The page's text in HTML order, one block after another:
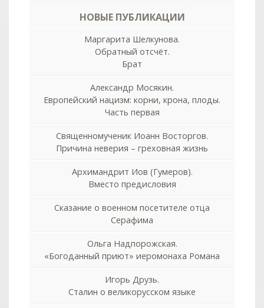
НОВЫЕ ПУБЛИКАЦИИ
Маргарита Шелкунова.
Обратный отсчёт.
Брат
Александр Мосякин.
Европейский нацизм: корни, крона, плоды.
Часть первая
Священномученик Иоанн Восторгов.
Причина неверия – греховная жизнь
Архимандрит Иов (Гумеров).
Вместо предисловия
Сказание о военном посетителе отца
Серафима
Ольга Надпорожская.
«Богоданный приют» иеромонаха Романа
Игорь Друзь.
Сталин о великорусском языке